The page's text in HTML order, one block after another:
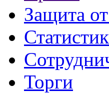
Защита
Торги